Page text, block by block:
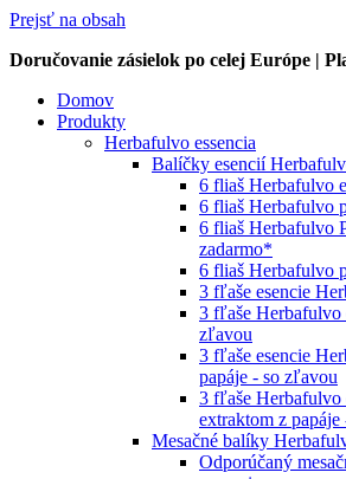
Prejsť na obsah
Doručovanie zásielok po celej Európe |
Domov
Produkty
Herbafulvo essencia
Balíčky esencií
6 fliaš Herbafulvo
6 fliaš Herbafulvo
6 fliaš Herbafulvo
zadarmo*
6 fliaš Herbafulvo
3 fľaše esencie
3 fľaše Herbafulvo
zľavou
3 fľaše esencie
papáje - so zľavou
3 fľaše Herbafulvo
extraktom z
Mesačné balíky
Odporúčaný